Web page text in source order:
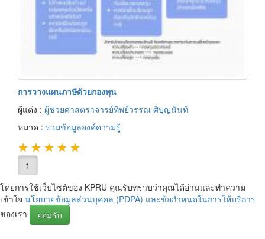
การวางแผนภาษีด้วยกองทุน
ผู้แต่ง : ผู้ช่วยศาสตราจารย์ทิพย์วรรณ ศิบุญนันท์
หมวด : รวมข้อมูลองค์ความรู้
★ ★ ★ ★ ★
1
โดยการใช้เว็บไซต์ของ KPRU คุณรับทราบว่าคุณได้อ่านและทำความ
เข้าใจ นโยบายข้อมูลส่วนบุคคล (PDPA) และข้อกำหนดในการให้บริการ
ของเรา
ยอมรับ